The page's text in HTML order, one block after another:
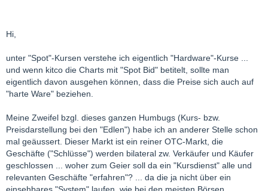
Hi,
unter "Spot"-Kursen verstehe ich eigentlich "Hardware"-Kurse ...
und wenn kitco die Charts mit "Spot Bid" betitelt, sollte man
eigentlich davon ausgehen können, dass die Preise sich auch auf
"harte Ware" beziehen.
Meine Zweifel bzgl. dieses ganzen Humbugs (Kurs- bzw.
Preisdarstellung bei den "Edlen") habe ich an anderer Stelle schon
mal geäussert. Dieser Markt ist ein reiner OTC-Markt, die
Geschäfte ("Schlüsse") werden bilateral zw. Verkäufer und Käufer
geschlossen ... woher zum Geier soll da ein "Kursdienst" alle und
relevanten Geschäfte "erfahren"? ... da die ja nicht über ein